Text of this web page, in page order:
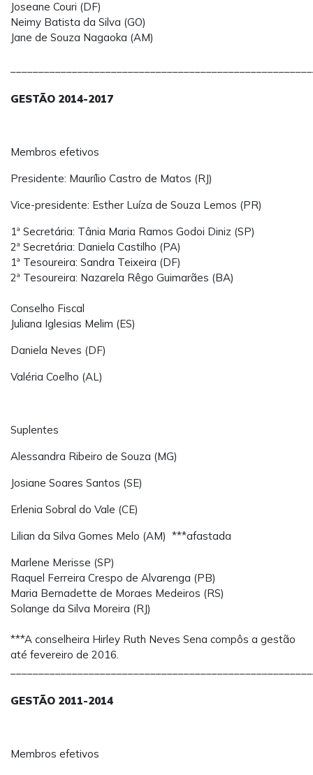
Joseane Couri (DF)
Neimy Batista da Silva (GO)
Jane de Souza Nagaoka (AM)
GESTÃO 2014-2017
Membros efetivos
Presidente: Maurílio Castro de Matos (RJ)
Vice-presidente: Esther Luíza de Souza Lemos (PR)
1ª Secretária: Tânia Maria Ramos Godoi Diniz (SP)
2ª Secretária: Daniela Castilho (PA)
1ª Tesoureira: Sandra Teixeira (DF)
2ª Tesoureira: Nazarela Rêgo Guimarães (BA)
Conselho Fiscal
Juliana Iglesias Melim (ES)
Daniela Neves (DF)
Valéria Coelho (AL)
Suplentes
Alessandra Ribeiro de Souza (MG)
Josiane Soares Santos (SE)
Erlenia Sobral do Vale (CE)
Lilian da Silva Gomes Melo (AM) ***afastada
Marlene Merisse (SP)
Raquel Ferreira Crespo de Alvarenga (PB)
Maria Bernadette de Moraes Medeiros (RS)
Solange da Silva Moreira (RJ)
***A conselheira Hirley Ruth Neves Sena compôs a gestão
até fevereiro de 2016.
GESTÃO 2011-2014
Membros efetivos